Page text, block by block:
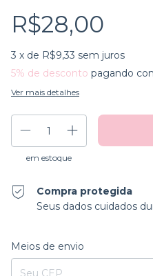
R$28,00
3 x de R$9,33 sem juros
5% de desconto pagando
Ver mais detalhes
em estoque
Compra protegida
Seus dados cuidados
Entregas para o CEP:
Meios de envio